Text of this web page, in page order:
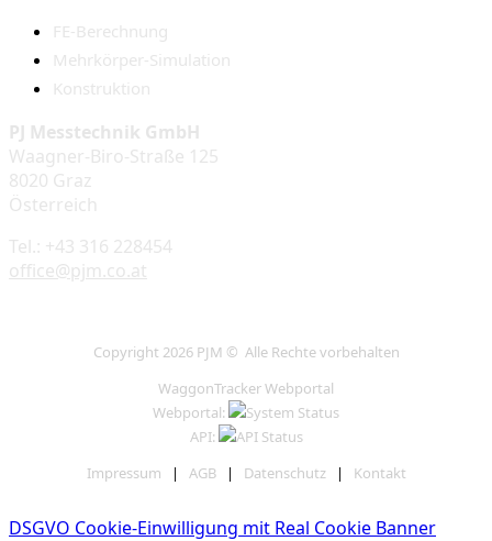
FE-Berechnung
Mehrkörper-Simulation
Konstruktion
PJ Messtechnik GmbH
Waagner-Biro-Straße 125
8020 Graz
Österreich
Tel.: +43 316 228454
office@pjm.co.at
Copyright 2026 PJM © Alle Rechte vorbehalten
WaggonTracker Webportal
Webportal:
API:
Impressum | AGB| Datenschutz| Kontakt
DSGVO Cookie-Einwilligung mit Real Cookie Banner